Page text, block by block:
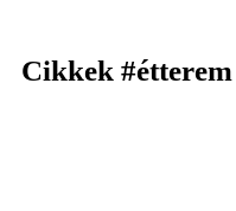
Cikkek #étterem